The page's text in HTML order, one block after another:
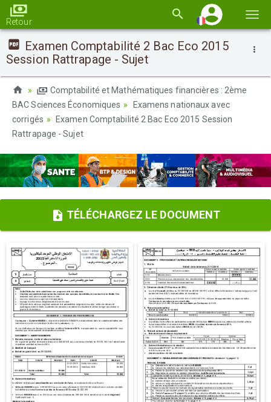
la
Retour
Examen Comptabilité 2 Bac Eco 2015
Session Rattrapage - Sujet
Comptabilité et Mathématiques financières : 2ème
BAC Sciences Économiques
Examens nationaux avec
corrigés
Examen Comptabilité 2 Bac Eco 2015 Session
Rattrapage - Sujet
TÉLÉCHARGEZ LE DOCUMENT